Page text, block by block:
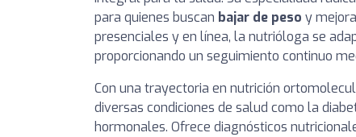
para quienes buscan bajar de peso y
presenciales y en línea, la nutrióloga se
proporcionando un seguimiento continuo
Con una trayectoria en nutrición
diversas condiciones de salud como la
hormonales. Ofrece diagnósticos